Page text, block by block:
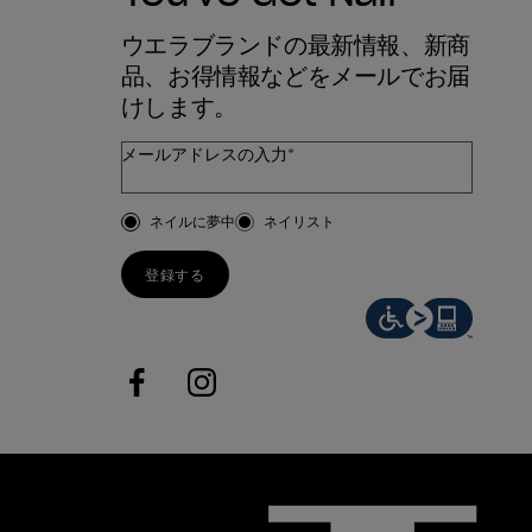
ウエラブランドの最新情報、新商
品、お得情報などをメールでお届
けします。
メールアドレスの入力*
お客様のタイプ
ネイルに夢中 ネイリスト
登録する